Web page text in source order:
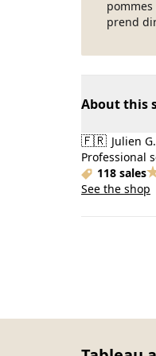
prend
About this
🇫🇷 Julien G.
Professional
118 sales
See the shop